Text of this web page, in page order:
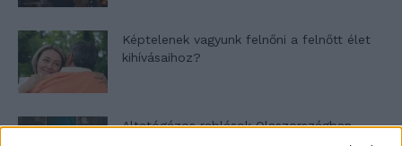
Képtelenek vagyunk felnőni a felnőtt élet
kihívásaihoz?
Altatógázos rablások Olaszországban